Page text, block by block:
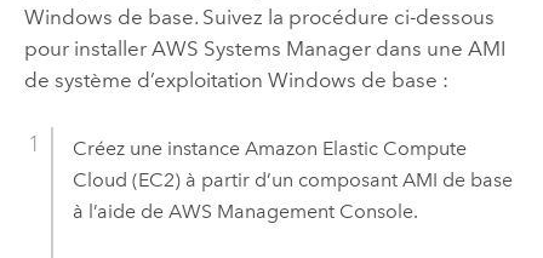
Windows de base. Suivez la procédure ci-dessous
pour installer AWS Systems Managerdans une AMI
de système d’exploitation Windows de base :
Créez une instance Amazon Elastic Compute
Cloud (EC2)à partir d’un composant AMI de base
à l’aide de AWS Management Console.